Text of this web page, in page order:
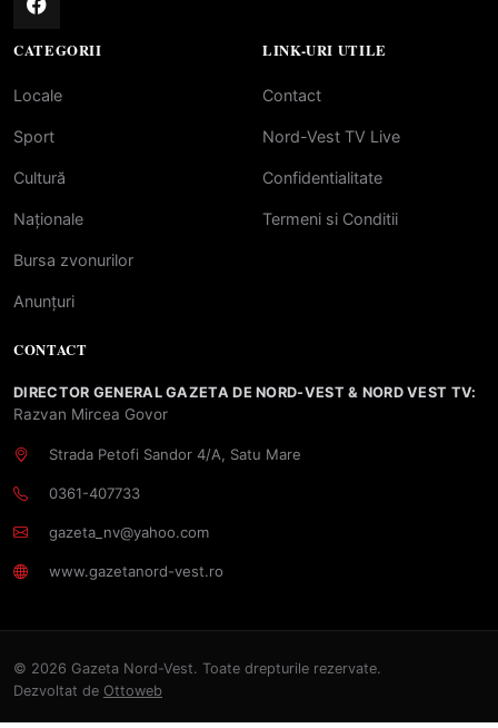
CATEGORII
Locale
Sport
Cultură
Naționale
Bursa zvonurilor
Anunțuri
LINK-URI UTILE
Contact
Nord-Vest TV Live
Confidentialitate
Termeni si Conditii
CONTACT
DIRECTOR GENERAL GAZETA DE NORD-VEST & NORD VEST TV:
Razvan Mircea Govor
Strada Petofi Sandor 4/A, Satu Mare
0361-407733
gazeta_nv@yahoo.com
www.gazetanord-vest.ro
© 2026 Gazeta Nord-Vest. Toate drepturile rezervate.
Dezvoltat de Ottoweb